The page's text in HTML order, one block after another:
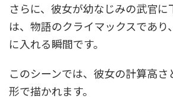
さらに、彼女が幼なじみの武官に
は、物語のクライマックスであ
に入れる瞬間です。
このシーンでは、彼女の計算高さ
形で描かれます。